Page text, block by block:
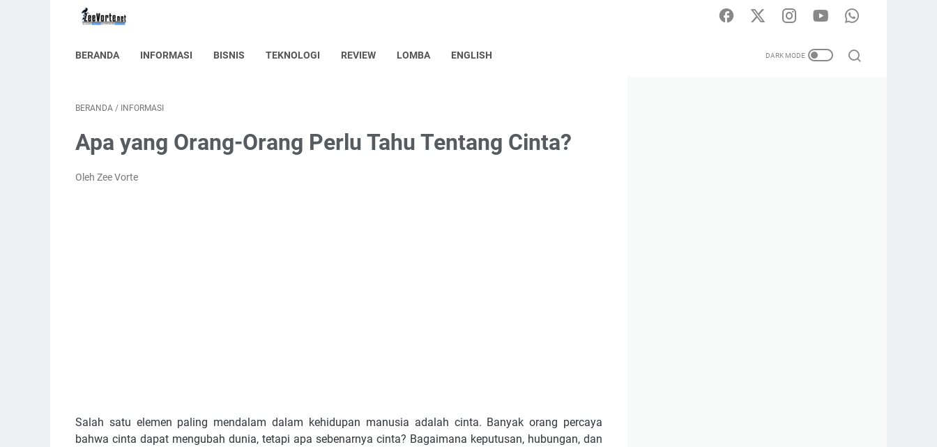
BERANDA INFORMASI BISNIS TEKNOLOGI REVIEW LOMBA ENGLISH
BERANDA / INFORMASI
Apa yang Orang-Orang Perlu Tahu Tentang Cinta?
Oleh Zee Vorte
Salah satu elemen paling mendalam dalam kehidupan manusia adalah cinta. Banyak orang percaya
bahwa cinta dapat mengubah dunia, tetapi apa sebenarnya cinta? Bagaimana keputusan, hubungan, dan